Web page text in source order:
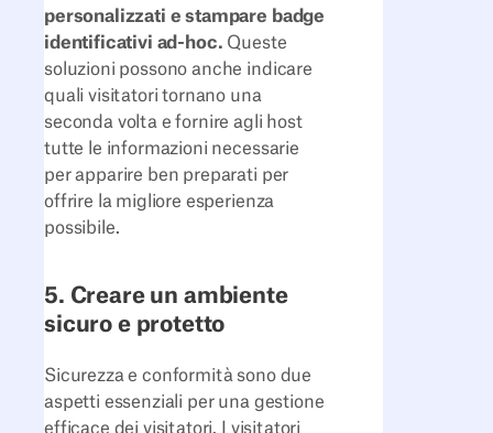
personalizzati e stampare badge
identificativi ad-hoc. Queste
soluzioni possono anche indicare
quali visitatori tornano una
seconda volta e fornire agli host
tutte le informazioni necessarie
per apparire ben preparati per
offrire la migliore esperienza
possibile.
5. Creare un ambiente
sicuro e protetto
Sicurezza e conformità sono due
aspetti essenziali per una gestione
efficace dei visitatori. I visitatori